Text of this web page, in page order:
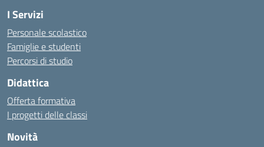
I Servizi
Personale scolastico
Famiglie e studenti
Percorsi di studio
Didattica
Offerta formativa
I progetti delle classi
Novità